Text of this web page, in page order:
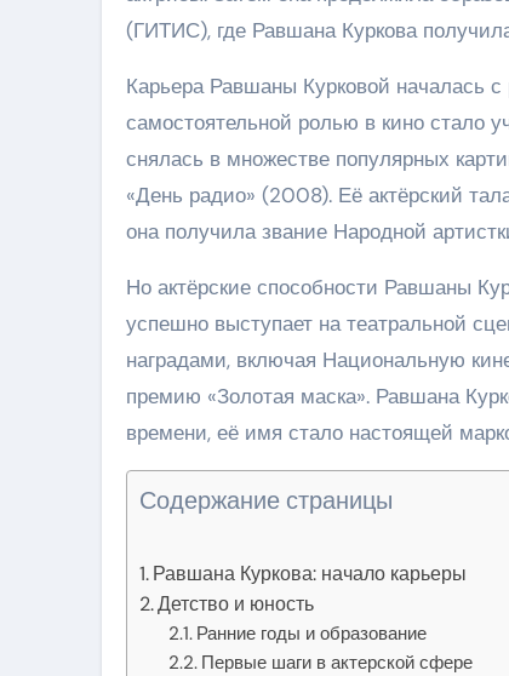
(ГИТИС), где Равшана Куркова
Карьера Равшаны Курковой началась
самостоятельной ролью в кино стало
снялась в множестве популярных
«День радио» (2008). Её актёрский
она получила звание Народной
Но актёрские способности Равшаны
успешно выступает на театральной
наградами, включая Национальную
премию «Золотая маска». Равшана
времени, её имя стало настоящей
Содержание страницы
Равшана Куркова: начало карьеры
Детство и юность
Ранние годы и образование
Первые шаги в актерской сфере